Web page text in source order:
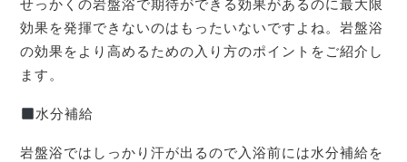
せっかくの岩盤浴で期待ができる効果があるのに最大限
効果を発揮できないのはもったいないですよね。岩盤浴
の効果をより高めるための入り方のポイントをご紹介し
ます。
水分補給
岩盤浴ではしっかり汗が出るので入浴前には水分補給を